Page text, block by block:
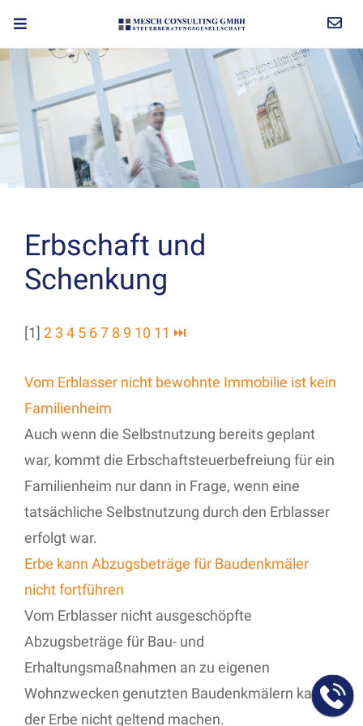
Erbschaft und
Schenkung
[1] 2 3 4 5 67 8 9 10 11 ⏭
Vom Erblasser nicht bewohnte Immobilie ist kein
Familienheim
Auch wenn die Selbstnutzung bereits geplant
war, kommt die Erbschaftsteuerbefreiung für ein
Familienheim nur dann in Frage, wenn eine
tatsächliche Selbstnutzung durch den Erblasser
erfolgt war.
Erbe kann Abzugsbeträge für Baudenkmäler
nicht fortführen
Vom Erblasser nicht ausgeschöpfte
Abzugsbeträge für Bau- und
Erhaltungsmaßnahmen an zu eigenen
Wohnzwecken genutzten Baudenkmälern kann
der Erbe nicht geltend machen.